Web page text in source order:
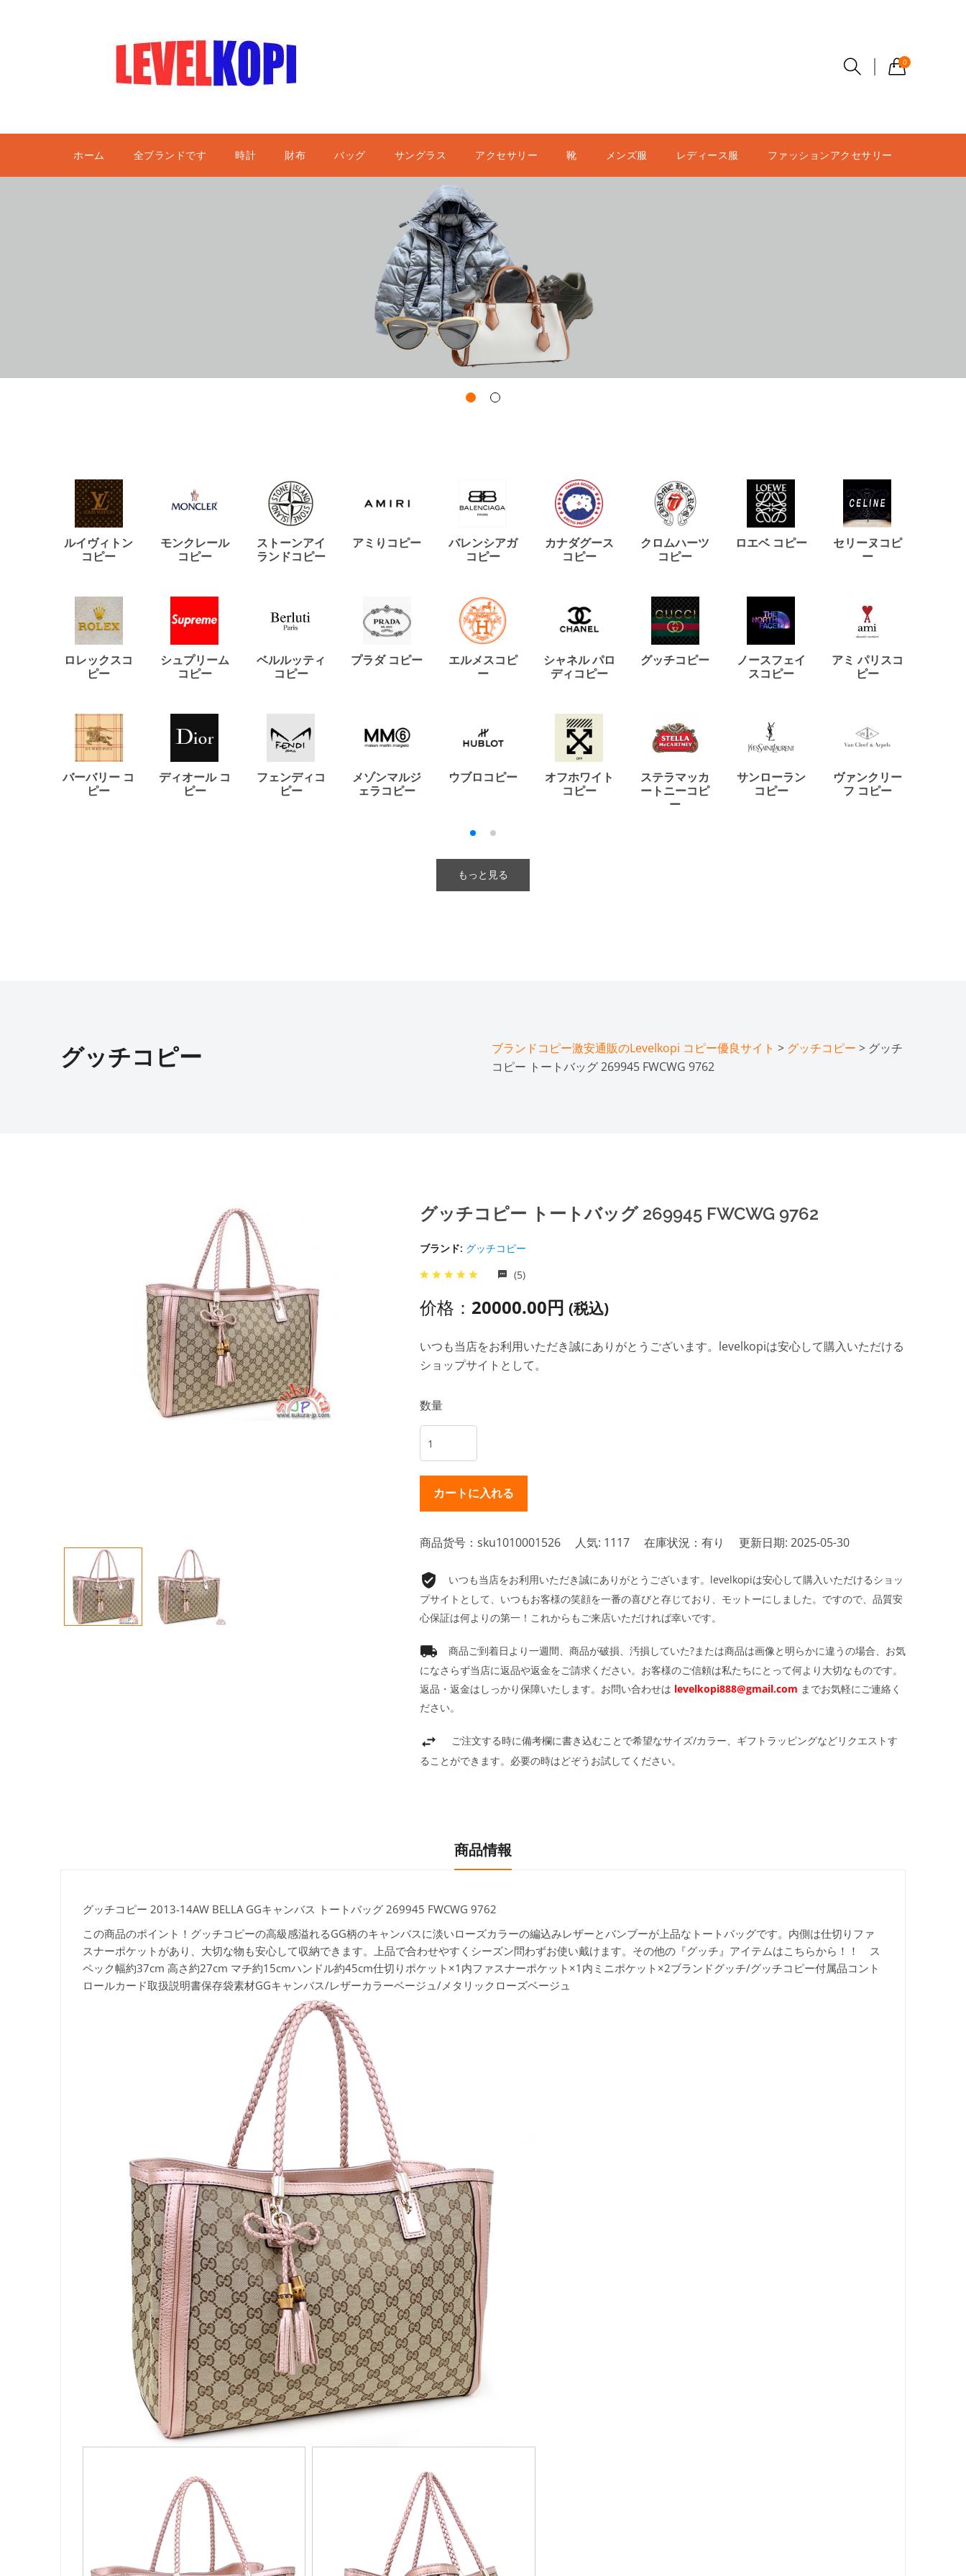
0
ホーム 全ブランドです 時計 財布 バッグ サングラス アクセサリー 靴 メンズ服 レディース服 ファッションアクセサリー
ルイヴィトン
コピー
モンクレール
コピー
ストーンアイ
ランドコピー
アミりコピー
バレンシアガ
コピー
カナダグース
コピー
クロムハーツ
コピー
ロエベ コピー
セリーヌコピ
ー
ロレックスコ
ピー
シュプリーム
コピー
ベルルッティ
コピー
プラダ コピー
エルメスコピ
ー
シャネル パロ
ディコピー
グッチコピー
ノースフェイ
スコピー
アミ パリスコ
ピー
バーバリー コ
ピー
ディオール コ
ピー
フェンディコ
ピー
メゾンマルジ
ェラコピー
ウブロコピー
オフホワイト
コピー
ステラマッカ
ートニーコピ
ー
サンローラン
コピー
ヴァンクリー
フ コピー
もっと見る
グッチコピー ブランドコピー激安通販のLevelkopi コピー優良サイト > グッチコピー > グッチ
コピー トートバッグ 269945 FWCWG 9762
グッチコピー トートバッグ 269945 FWCWG 9762
ブランド: グッチコピー
(5)
价格： 20000.00円 (税込)
いつも当店をお利用いただき誠にありがとうございます。levelkopiは安心して購入いただける
ショップサイトとして。
数量
商品货号：sku1010001526 人気: 1117 在庫状況：有り 更新日期: 2025-05-30
いつも当店をお利用いただき誠にありがとうございます。levelkopiは安心して購入いただけるショッ
プサイトとして、いつもお客様の笑顔を一番の喜びと存じており、モットーにしました。ですので、品質安
心保証は何よりの第一！これからもご来店いただければ幸いです。
商品ご到着日より一週間、商品が破損、汚損していた?または商品は画像と明らかに違うの場合、お気
になさらず当店に返品や返金をご請求ください。お客様のご信頼は私たちにとって何より大切なものです。
返品・返金はしっかり保障いたします。お問い合わせは levelkopi888@gmail.com までお気軽にご連絡く
ださい。
ご注文する時に備考欄に書き込むことで希望なサイズ/カラー、ギフトラッピングなどリクエストす
ることができます。必要の時はどぞうお試してください。
商品情報
グッチコピー 2013-14AW BELLA GGキャンバス トートバッグ 269945 FWCWG 9762
この商品のポイント！ グッチコピーの高級感溢れるGG柄のキャンバスに淡いローズカラーの編込みレザーとバンブーが上品なトートバッグです。内側は仕切りファ
スナーポケットがあり、大切な物も安心して収納できます。上品で合わせやすくシーズン問わずお使い戴けます。その他の『グッチ』アイテムはこちらから！！ ス
ペック幅約37cm 高さ約27cm マチ約15cmハンドル約45cm仕切りポケット×1内ファスナーポケット×1内ミニポケット×2ブランドグッチ/グッチコピー付属品コント
ロールカード取扱説明書保存袋素材GGキャンバス/レザーカラーベージュ/メタリックローズベージュ